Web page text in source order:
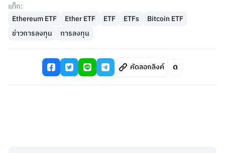
แท็ก:
Ethereum ETF
Ether ETF ETF ETFs
Bitcoin ETF
ข่าวการลงทุน
การลงทุน
คัดลอกลิงค์